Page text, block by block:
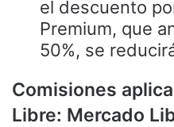
el descuento
Premium, que
50%, se
Comisiones
Libre: Mercado